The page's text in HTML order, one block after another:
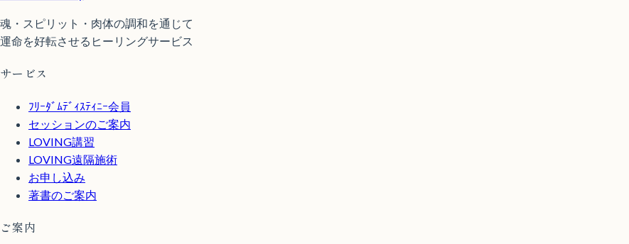
魂・スピリット・肉体の調和を通じて
運命を好転させるヒーリングサービス
サービス
ﾌﾘｰﾀﾞﾑﾃﾞｨｽﾃｨﾆｰ会員
セッションのご案内
LOVING講習
LOVING遠隔施術
お申し込み
著書のご案内
ご案内